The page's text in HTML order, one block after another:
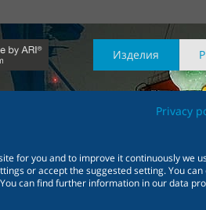
Изделия
Регулировка
Химическая
Privacy
for you and to improve it continuously we
or accept the suggested setting. You
can find further information in our data